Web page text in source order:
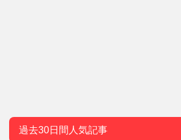
過去30日間人気記事